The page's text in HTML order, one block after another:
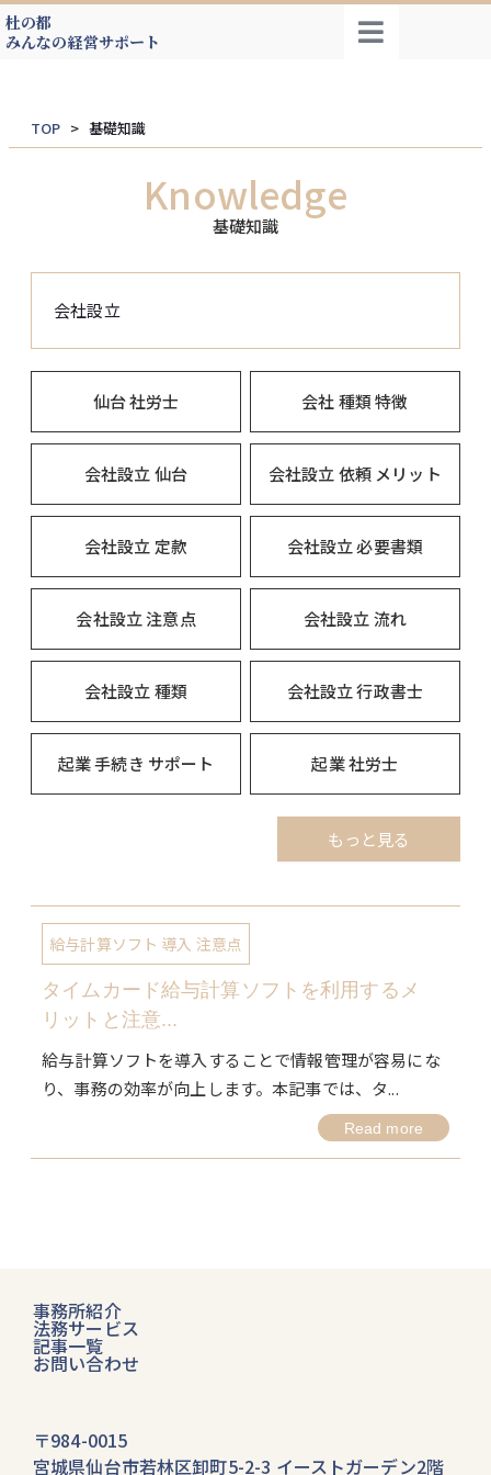
内杜の都
みんなの経営サポート
TOP 基礎知識
Knowledge
基礎知識
会社設立
仙台 社労士 会社 種類 特徴
会社設立 仙台 会社設立 依頼 メリット
会社設立 定款 会社設立 必要書類
会社設立 注意点 会社設立 流れ
会社設立 種類 会社設立 行政書士
起業 手続き サポート 起業 社労士
もっと見る
給与計算ソフト 導入 注意点
タイムカード給与計算ソフトを利用するメ
リットと注意...
給与計算ソフトを導入することで情報管理が容易にな
り、事務の効率が向上します。本記事では、タ...
Read more
事務所紹介
法務サービス
記事一覧
お問い合わせ
〒984-0015
宮城県仙台市若林区卸町5-2-3 イーストガーデン2階